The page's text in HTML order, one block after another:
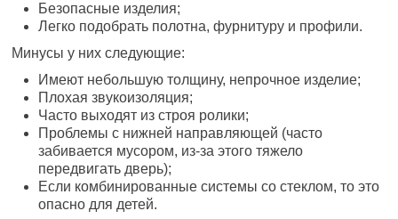
Безопасные изделия;
Легко подобрать полотна, фурнитуру и профили.
Минусы у них следующие:
Имеют небольшую толщину, непрочное изделие;
Плохая звукоизоляция;
Часто выходят из строя ролики;
Проблемы с нижней направляющей (часто
забивается мусором, из-за этого тяжело
передвигать дверь);
Если комбинированные системы со стеклом, то это
опасно для детей.